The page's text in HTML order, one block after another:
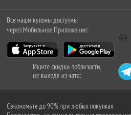
Все наши купоны доступны
через Мобильное Приложение:
Ищите скидки поблизости,
не выходя из чата:
Сэкономьте до 90% при любых покупках